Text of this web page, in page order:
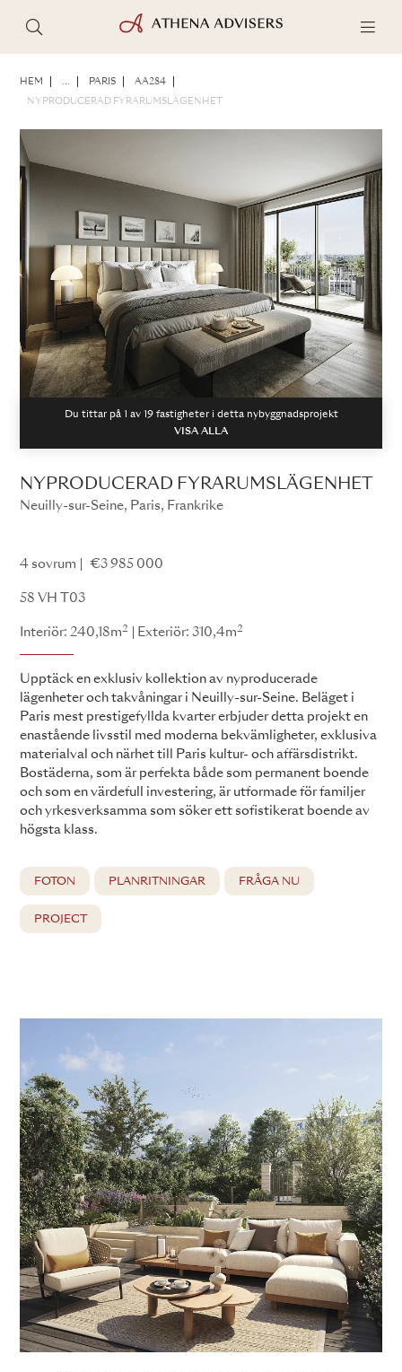
HEM ... PARIS AA284
NYPRODUCERAD FYRARUMSLÄGENHET
Du tittar på 1 av 19fastigheter i detta nybyggnadsprojekt
VISA ALLA
NYPRODUCERAD FYRARUMSLÄGENHET
Neuilly-sur-Seine, Paris, Frankrike
4 sovrum €3 985 000
58 VH T03
Interiör: 240,18m2 Exteriör: 310,4m2
Upptäck en exklusiv kollektion av nyproducerade
lägenheter och takvåningar i Neuilly-sur-Seine. Beläget i
Paris mest prestigefyllda kvarter erbjuder detta projekt en
enastående livsstil med moderna bekvämligheter, exklusiva
materialval och närhet till Paris kultur- och affärsdistrikt.
Bostäderna, som är perfekta både som permanent boende
och som en värdefull investering, är utformade för familjer
och yrkesverksamma som söker ett sofistikerat boende av
högsta klass.
FOTON PLANRITNINGAR FRÅGA NU
PROJECT